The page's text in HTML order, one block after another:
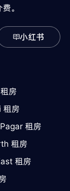
。
小红书
房
租房
租房
租房
租房